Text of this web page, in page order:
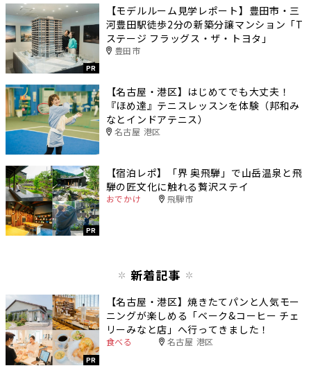
PR
【モデルルーム見学レポート】豊田市・三
河豊田駅徒歩2分の新築分譲マンション「T
ステージ フラッグス・ザ・トヨタ」
豊田市
【名古屋・港区】はじめてでも大丈夫！
『ほめ達』テニスレッスンを体験（邦和み
なとインドアテニス）
名古屋 港区
PR
【宿泊レポ】「界 奥飛騨」で山岳温泉と飛
騨の匠文化に触れる贅沢ステイ
おでかけ 飛騨市
新着記事
PR
【名古屋・港区】焼きたてパンと人気モー
ニングが楽しめる「ベーク&コーヒー チェ
リーみなと店」へ行ってきました！
食べる 名古屋 港区